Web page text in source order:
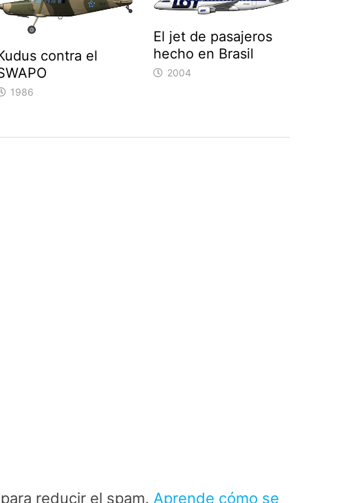
contra el
1986
El jet de pasajeros
hecho en Brasil
2004
reducir el spam. Aprende cómo se